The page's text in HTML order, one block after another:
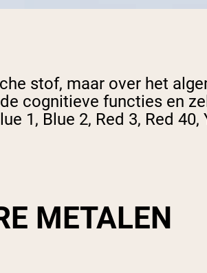
stof, maar over het
cognitieve functies en
1, Blue 2, Red 3, Red
METALEN